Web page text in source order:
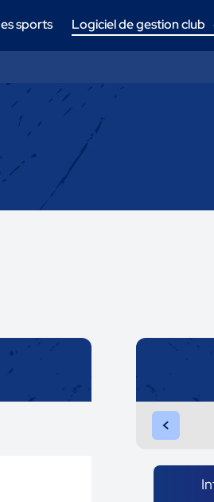
sports Logiciel de gestion club
<